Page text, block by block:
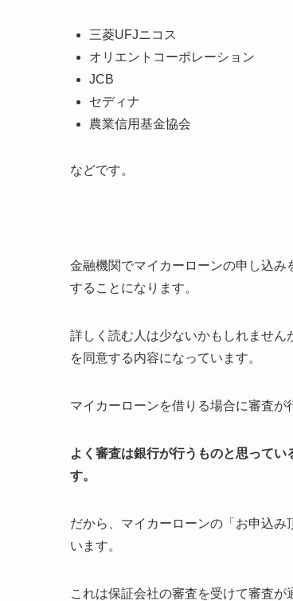
三菱UFJニコス
オリエントコーポレーション
JCB
セディナ
農業信用基金協会
などです。
金融機関でマイカーローンの申し込
することになります。
詳しく読む人は少ないかもしれませ
を同意する内容になっています。
マイカーローンを借りる場合に審査が
よく審査は銀行が行うものと思って
す。
だから、マイカーローンの「お申込
います。
これは保証会社の審査を受けて審査